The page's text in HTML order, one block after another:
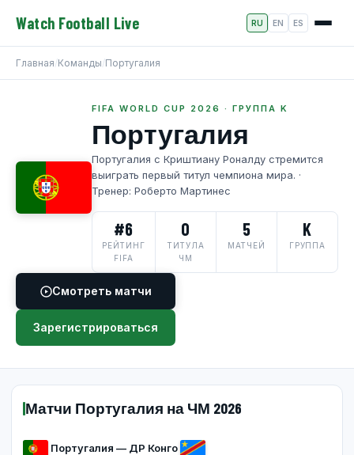
Watch Football Live RU EN ES
Главная/Команды/Португалия
FIFA WORLD CUP 2026 · ГРУППА K
Португалия
Португалия с Криштиану Роналду стремится
выиграть первый титул чемпиона мира. ·
Тренер: Роберто Мартинес
#6
РЕЙТИНГ
FIFA
0
ТИТУЛА
ЧМ
5
МАТЧЕЙ
K
ГРУППА
Смотреть матчи
Зарегистрироваться
Матчи Португалия на ЧМ 2026
Португалия — ДР Конго